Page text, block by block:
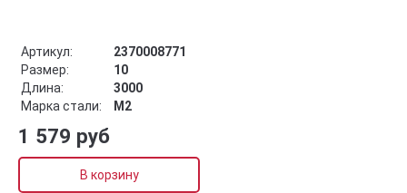
Артикул:
2370008771
Размер:
10
Длина:
3000
Марка стали:
М2
1 579 руб
В корзину